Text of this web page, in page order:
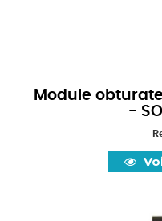
Module
-